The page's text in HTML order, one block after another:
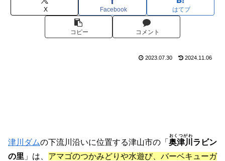
X Facebook はてブ
コピー コメント
2023.07.30 2024.11.06
津川ダムの下流川沿いに位置する津山市の「 奥津川
おくつがわ
ラビン
の里 」は、 アマゴのつかみどりや水遊び、バーベキューガ